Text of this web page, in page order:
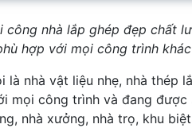
công nhà lắp ghép đẹp chất
hợp với mọi công trình
là nhà vật liệu nhẹ, nhà thép
mọi công trình và đang
nhà xưởng, nhà trọ, khu